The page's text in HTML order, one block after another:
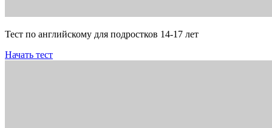
Тест по английскому для подростков 14-17 лет
Начать тест